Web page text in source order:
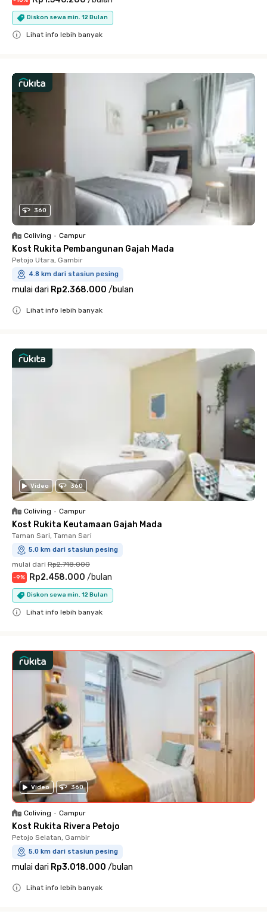
Diskon sewa min. 12 Bulan
Lihat info lebih banyak
360
Coliving • Campur
Kost Rukita Pembangunan Gajah Mada
Petojo Utara, Gambir
4.8 km dari stasiun pesing
mulai dari Rp2.368.000 /bulan
Lihat info lebih banyak
Video 360
Coliving • Campur
Kost Rukita Keutamaan Gajah Mada
Taman Sari, Taman Sari
5.0 km dari stasiun pesing
mulai dari Rp2.718.000
-9% Rp2.458.000 /bulan
Diskon sewa min. 12 Bulan
Lihat info lebih banyak
Video 360
Coliving • Campur
Kost Rukita Rivera Petojo
Petojo Selatan, Gambir
5.0 km dari stasiun pesing
mulai dari Rp3.018.000 /bulan
Lihat info lebih banyak